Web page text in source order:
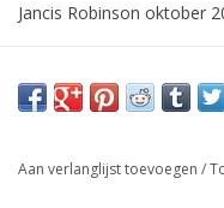
Jancis Robinson oktober
Aan verlanglijst toevoegen /